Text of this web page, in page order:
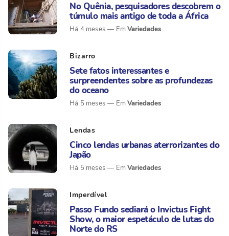
No Quênia, pesquisadores descobrem o
túmulo mais antigo de toda a África
Há 4 meses Variedades
Bizarro
Sete fatos interessantes e
surpreendentes sobre as profundezas
do oceano
Há 5 meses Variedades
Lendas
Cinco lendas urbanas aterrorizantes do
Japão
Há 5 meses Variedades
Imperdível
Passo Fundo sediará o Invictus Fight
Show, o maior espetáculo de lutas do
Norte do RS